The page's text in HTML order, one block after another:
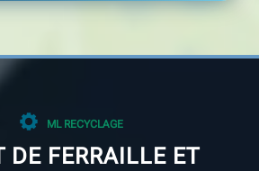
ML RECYCLAGE
DE FERRAILLE ET